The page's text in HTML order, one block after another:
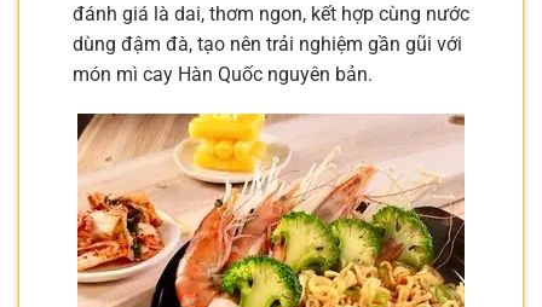
đánh giá là dai, thơm ngon, kết hợp cùng nước
dùng đậm đà, tạo nên trải nghiệm gần gũi với
món mì cay Hàn Quốc nguyên bản.